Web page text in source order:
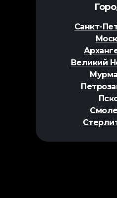
Санкт-
Великий